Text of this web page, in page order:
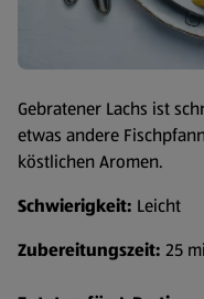
Gebratener Lachs ist
etwas andere
köstlichen Aromen.
Schwierigkeit: Leicht
Zubereitungszeit: 25